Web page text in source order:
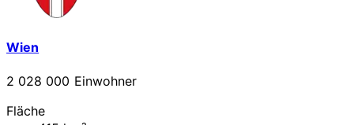
Wien
2 028 000 Einwohner
Fläche